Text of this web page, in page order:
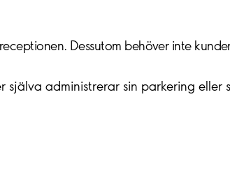
Dessutom behöver inte
administrerar sin parkering eller